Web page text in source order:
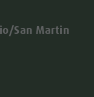
San Martin